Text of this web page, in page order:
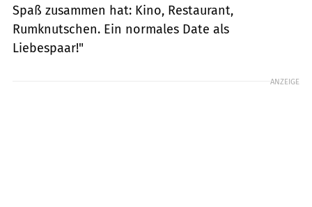
Spaß zusammen hat: Kino, Restaurant,
Rumknutschen. Ein normales Date als
Liebespaar!"
ANZEIGE